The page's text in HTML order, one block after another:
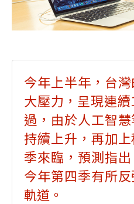
今年上半年，台
大壓力，呈現連
過，由於人工智
持續上升，再加
季來臨，預測指
今年第四季有所
軌道。